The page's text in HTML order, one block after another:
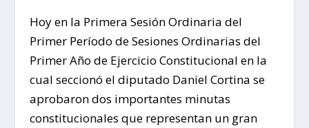
Hoy en la Primera Sesión Ordinaria del
Primer Período de Sesiones Ordinarias del
Primer Año de Ejercicio Constitucional en la
cual seccionó el diputado Daniel Cortina se
aprobaron dos importantes minutas
constitucionales que representan un gran